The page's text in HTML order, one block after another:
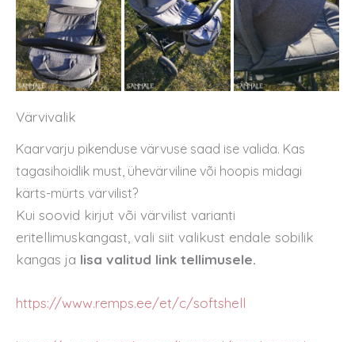
Värvivalik
Kaarvarju pikenduse värvuse saad ise valida. Kas
tagasihoidlik must, ühevärviline või hoopis midagi
kärts-mürts värvilist?
Kui soovid kirjut või värvilist varianti
eritellimuskangast, vali siit valikust endale sobilik
kangas ja lisa valitud link tellimusele.
https://www.remps.ee/et/c/softshell